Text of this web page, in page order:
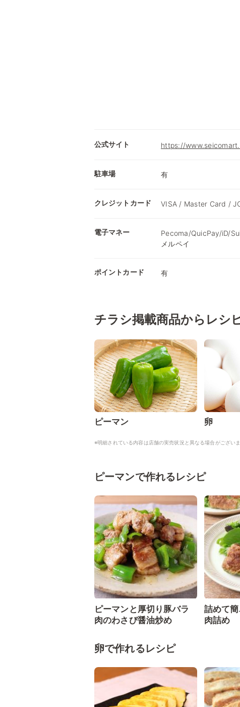
公式サイト https://
駐車場 有
クレジットカード VISA / Master Card /
電子マネー
Pecoma/QuicPay/iD/
メルペイ
ポイントカード 有
チラシ掲載商品からレシ
ピーマン 卵
※明細されている内容は店舗の実売状況と異なる場合がございま
ピーマンで作れるレシピ
ピーマンと厚切り豚バラ
肉のわさび醤油炒め
詰めて
肉詰め
卵で作れるレシピ